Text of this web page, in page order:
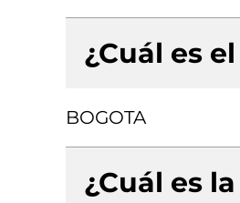
¿Cuál es
BOGOTA
¿Cuál es